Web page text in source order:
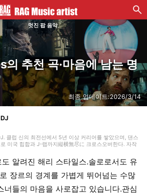
멋진 팝 음악
추천 곡·마음에 남는 명
최종 업데이트:2026/3/14
클럽 신의 최전선에서 5년 이상 커리어를 쌓았으며, 댄스
미국 힙합과 J-랩까지縦横無尽に 크로스오버한다. 자작
시키고 있다.
알려진 해리 스타일스.솔로로서도 유
장르의 경계를 가볍게 뛰어넘는 수많
너들의 마음을 사로잡고 있습니다.관심